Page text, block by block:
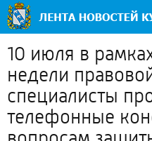
10 июля в
недели
специалисты
телефонные